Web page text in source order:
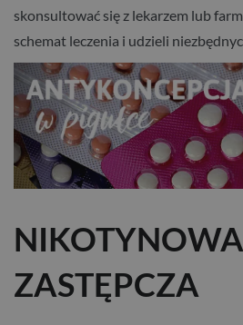
skonsultować się z lekarzem lub
schemat leczenia i udzieli
ZASTĘPCZA